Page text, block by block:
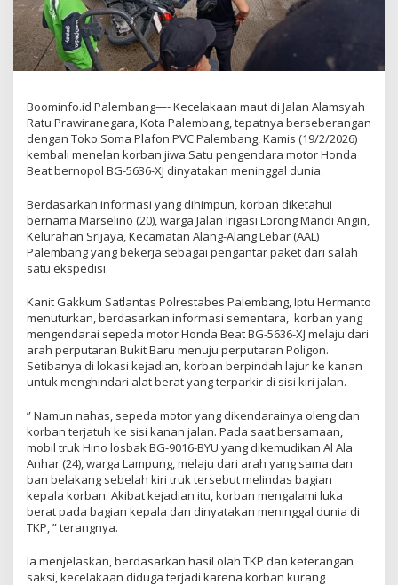
Boominfo.id Palembang—- Kecelakaan maut di Jalan Alamsyah
Ratu Prawiranegara, Kota Palembang, tepatnya berseberangan
dengan Toko Soma Plafon PVC Palembang, Kamis (19/2/2026)
kembali menelan korban jiwa.Satu pengendara motor Honda
Beat bernopol BG-5636-XJ dinyatakan meninggal dunia.
Berdasarkan informasi yang dihimpun, korban diketahui
bernama Marselino (20), warga Jalan Irigasi Lorong Mandi Angin,
Kelurahan Srijaya, Kecamatan Alang-Alang Lebar (AAL)
Palembang yang bekerja sebagai pengantar paket dari salah
satu ekspedisi.
Kanit Gakkum Satlantas Polrestabes Palembang, Iptu Hermanto
menuturkan, berdasarkan informasi sementara, korban yang
mengendarai sepeda motor Honda Beat BG-5636-XJ melaju dari
arah perputaran Bukit Baru menuju perputaran Poligon.
Setibanya di lokasi kejadian, korban berpindah lajur ke kanan
untuk menghindari alat berat yang terparkir di sisi kiri jalan.
” Namun nahas, sepeda motor yang dikendarainya oleng dan
korban terjatuh ke sisi kanan jalan. Pada saat bersamaan,
mobil truk Hino losbak BG-9016-BYU yang dikemudikan Al Ala
Anhar (24), warga Lampung, melaju dari arah yang sama dan
ban belakang sebelah kiri truk tersebut melindas bagian
kepala korban. Akibat kejadian itu, korban mengalami luka
berat pada bagian kepala dan dinyatakan meninggal dunia di
TKP, ” terangnya.
Ia menjelaskan, berdasarkan hasil olah TKP dan keterangan
saksi, kecelakaan diduga terjadi karena korban kurang